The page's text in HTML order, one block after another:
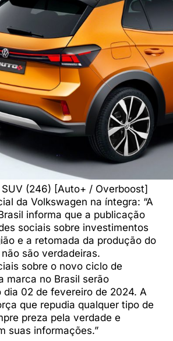
(246) [Auto+ / Overboost]
da Volkswagen na íntegra: “A
informa que a publicação
sociais sobre investimentos
e a retomada da produção do
são verdadeiras.
sobre o novo ciclo de
marca no Brasil serão
dia 02 de fevereiro de 2024. A
que repudia qualquer tipo de
preza pela verdade e
suas informações.”